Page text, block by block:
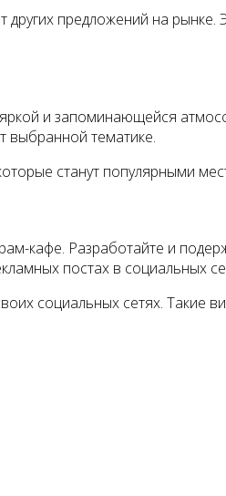
предложений на
и запоминающейся
выбранной тематике.
станут популярными
кафе. Разработайте и
постах в социальных
социальных сетях. Такие